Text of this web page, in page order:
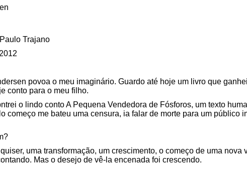
Trajano
povoa o meu imaginário. Guardo até hoje um livro que
conto para o meu filho.
o lindo conto A Pequena Vendedora de Fósforos, um texto
começo me bateu uma censura, ia falar de morte para um público
uma transformação, um crescimento, o começo de uma nova
Mas o desejo de vê-la encenada foi crescendo.